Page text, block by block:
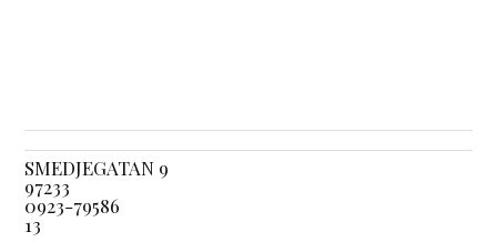
SMEDJEGATAN 9
97233
0923-79586
13